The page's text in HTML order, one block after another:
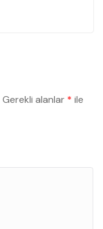
Gerekli alanlar * ile